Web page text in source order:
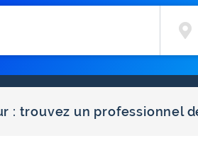
: trouvez un professionnel